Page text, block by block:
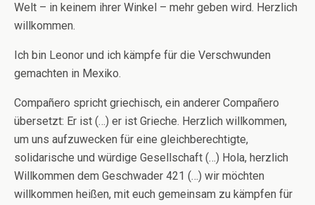
Welt – in keinem ihrer Winkel – mehr geben wird. Herzlich
willkommen.
Ich bin Leonor und ich kämpfe für die Verschwunden
gemachten in Mexiko.
Compañero spricht griechisch, ein anderer Compañero
übersetzt: Er ist (…) er ist Grieche. Herzlich willkommen,
um uns aufzuwecken für eine gleichberechtigte,
solidarische und würdige Gesellschaft (…) Hola, herzlich
Willkommen dem Geschwader 421 (…) wir möchten
willkommen heißen, mit euch gemeinsam zu kämpfen für